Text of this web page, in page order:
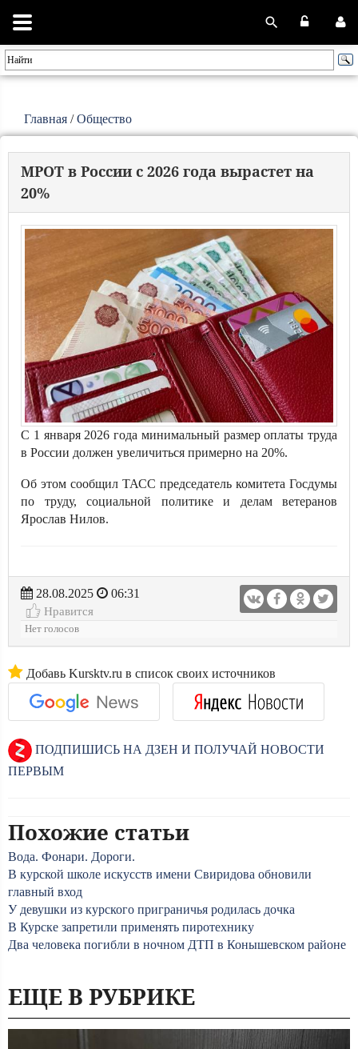
Главная /Общество
МРОТ в России с 2026 года вырастет на
20%
С 1 января 2026 года минимальный размер оплаты труда
в России должен увеличиться примерно на 20%.
Об этом сообщил ТАСС председатель комитета Госдумы
по труду, социальной политике и делам ветеранов
Ярослав Нилов.
28.08.2025
06:31
Нравится
Нет голосов
Добавь Kursktv.ru в список своих источников
ПОДПИШИСЬ НА ДЗЕН И ПОЛУЧАЙ НОВОСТИ
ПЕРВЫМ
Похожие статьи
Вода. Фонари. Дороги.
В курской школе искусств имени Свиридова обновили
главный вход
У девушки из курского приграничья родилась дочка
В Курске запретили применять пиротехнику
Два человека погибли в ночном ДТП в Конышевском районе
ЕЩЕ В РУБРИКЕ